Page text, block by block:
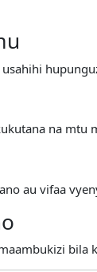
na mtu
au vifaa
bila